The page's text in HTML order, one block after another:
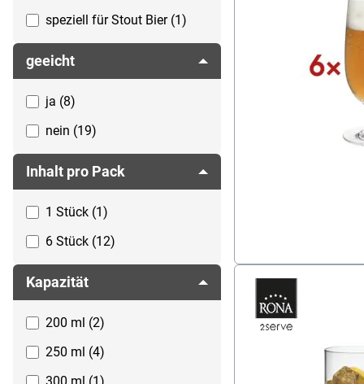
speziell für Stout Bier (1)
geeicht
ja (8)
nein (19)
Inhalt pro Pack
1 Stück (1)
6 Stück (12)
Kapazität
200 ml (2)
250 ml (4)